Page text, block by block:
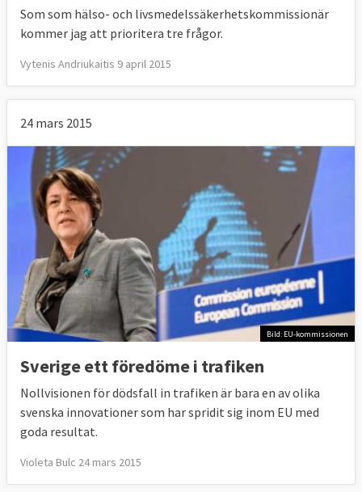
Som som hälso- och livsmedelssäkerhetskommissionär
kommer jag att prioritera tre frågor.
Vytenis Andriukaitis 9 april 2015
24 mars 2015
Bild: EU-kommissionen
Sverige ett föredöme i trafiken
Nollvisionen för dödsfall in trafiken är bara en av olika
svenska innovationer som har spridit sig inom EU med
goda resultat.
Violeta Bulc 24 mars 2015